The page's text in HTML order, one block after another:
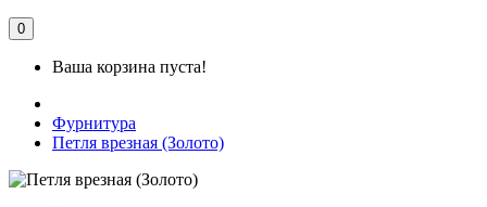
0
Ваша корзина пуста!
Фурнитура
Петля врезная (Золото)